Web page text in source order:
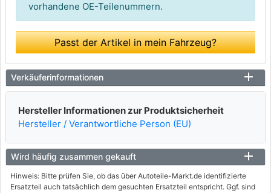
vorhandene OE-Teilenummern.
Passt der Artikel in mein Fahrzeug?
Verkäuferinformationen
Hersteller Informationen zur Produktsicherheit
Hersteller / Verantwortliche Person (EU)
Wird häufig zusammen gekauft
Hinweis: Bitte prüfen Sie, ob das über Autoteile-Markt.de identifizierte
Ersatzteil auch tatsächlich dem gesuchten Ersatzteil entspricht. Ggf. sind